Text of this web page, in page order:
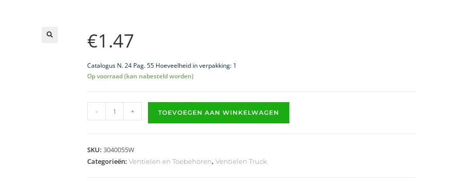
€1.47
Catalogus N. 24 Pag. 55 Hoeveelheid in verpakking: 1
Op voorraad (kan nabesteld worden)
- + TOEVOEGEN AAN WINKELWAGEN
SKU: 3040055W
Categorieën: Ventielen en Toebehoren, Ventielen Truck